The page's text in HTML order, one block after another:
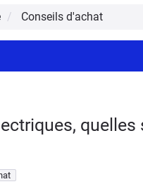
Conseils d'achat